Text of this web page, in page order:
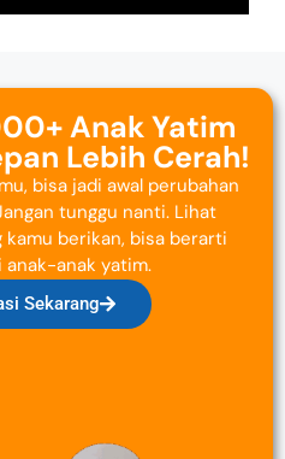
Anak Yatim
Lebih Cerah!
bisa jadi awal perubahan
tunggu nanti. Lihat
kamu berikan, bisa berarti
anak-anak yatim.
Sekarang